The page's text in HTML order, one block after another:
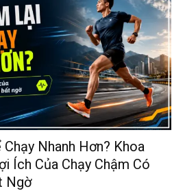
Nhanh Hơn? Khoa
Ích Của Chạy Chậm Có
Ngờ